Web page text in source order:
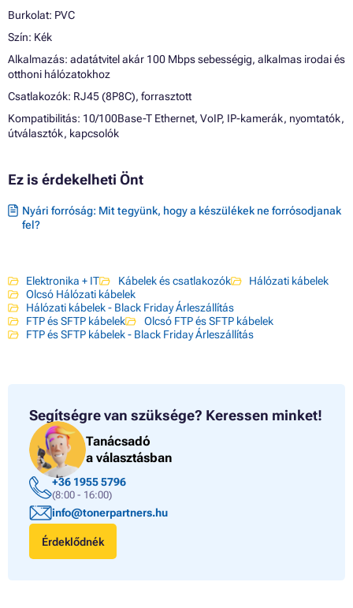
Burkolat: PVC
Szín: Kék
Alkalmazás: adatátvitel akár 100 Mbps sebességig, alkalmas irodai és
otthoni hálózatokhoz
Csatlakozók: RJ45 (8P8C), forrasztott
Kompatibilitás: 10/100Base-T Ethernet, VoIP, IP-kamerák, nyomtatók,
útválasztók, kapcsolók
Ez is érdekelheti Önt
Nyári forróság: Mit tegyünk, hogy a készülékek ne forrósodjanak
fel?
Elektronika + IT Kábelek és csatlakozók
Hálózati kábelek
Olcsó Hálózati kábelek
Hálózati kábelek - Black Friday Árleszállítás
FTP és SFTP kábelek
Olcsó FTP és SFTP kábelek
FTP és SFTP kábelek - Black Friday Árleszállítás
Segítségre van szüksége? Keressen minket!
Tanácsadó
a választásban
+36 1955 5796
(8:00 - 16:00)
info@tonerpartners.hu
Érdeklődnék